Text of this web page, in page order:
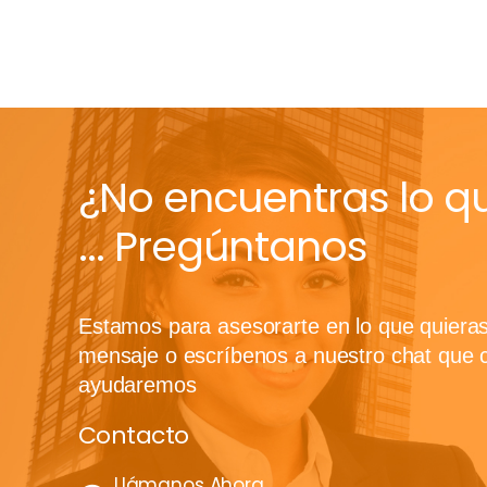
¿No encuentras lo
... Pregúntanos
Estamos para asesorarte en lo que
mensaje o escríbenos a nuestro chat que
ayudaremos
Contacto